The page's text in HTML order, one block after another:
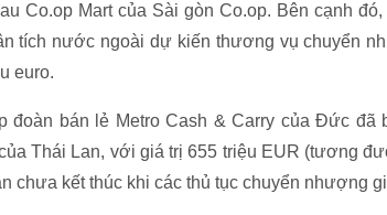
Co.op Mart của Sài gòn Co.op. Bên cạnh
tích nước ngoài dự kiến thương vụ chuyển
euro.
đoàn bán lẻ Metro Cash & Carry của Đức đã
Thái Lan, với giá trị 655 triệu EUR (tương
chưa kết thúc khi các thủ tục chuyển nhượng